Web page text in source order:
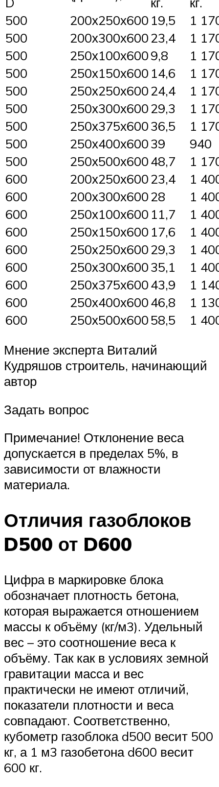
500
200х250х600 19,5
1
500
200х300х60023,4
1
500
250х100х6009,8
1
500
250х150х600 14,6
1
500
250х250х60024,4
1
500
250х300х60029,3
1
500
250х375х60036,5
1
500
250х400х60039
940
500
250х500х60048,7
1
600
200х250х60023,4
1
600
200х300х60028
1
600
250х100х600 11,7
1
600
250х150х600 17,6
1
600
250х250х60029,3
1
600
250х300х60035,1
1
600
250х375х60043,9
1
600
250х400х60046,8
1
600
250х500х60058,5
1
Мнение эксперта Виталий
Кудряшов строитель, начинающий
автор
Задать вопрос
Примечание! Отклонение веса
допускается в пределах 5%, в
зависимости от влажности
материала.
Отличия газоблоков
D500 от D600
Цифра в маркировке блока
обозначает плотность бетона,
которая выражается отношением
массы к объёму (кг/м3). Удельный
вес – это соотношение веса к
объёму. Так как в условиях земной
гравитации масса и вес
практически не имеют отличий,
показатели плотности и веса
совпадают. Соответственно,
кубометр газоблока d500 весит 500
кг, а 1 м3 газобетона d600 весит
600 кг.